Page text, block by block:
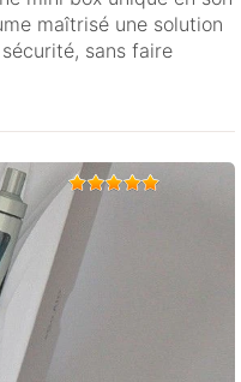
maîtrisé une solution
sans faire